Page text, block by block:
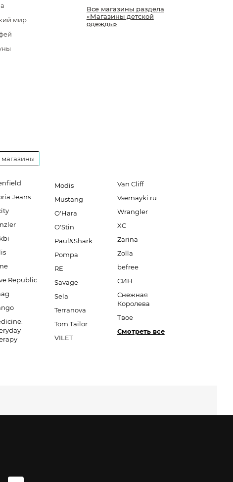
мир
Все магазины раздела
«Магазины детской
одежды»
магазины
Jeans
Republic
Modis
Mustang
O'Hara
O'Stin
Paul&Shark
Pompa
RE
Savage
Sela
Terranova
Tom Tailor
VILET
Van Cliff
Vsemayki.ru
Wrangler
XC
Zarina
Zolla
befree
СИН
Снежная
Королева
Твое
Смотреть все